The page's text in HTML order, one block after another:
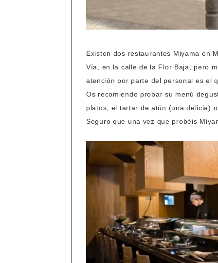
Existen dos restaurantes Miyama en
Vía, en la calle de la Flor Baja, pero
atención por parte del personal es el
Os recomiendo probar su menú
platos, el tartar de atún (una delicia)
Seguro que una vez que probéis